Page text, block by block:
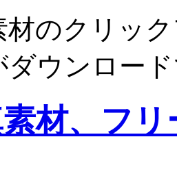
材のクリッ
ダウンロー
材、フ